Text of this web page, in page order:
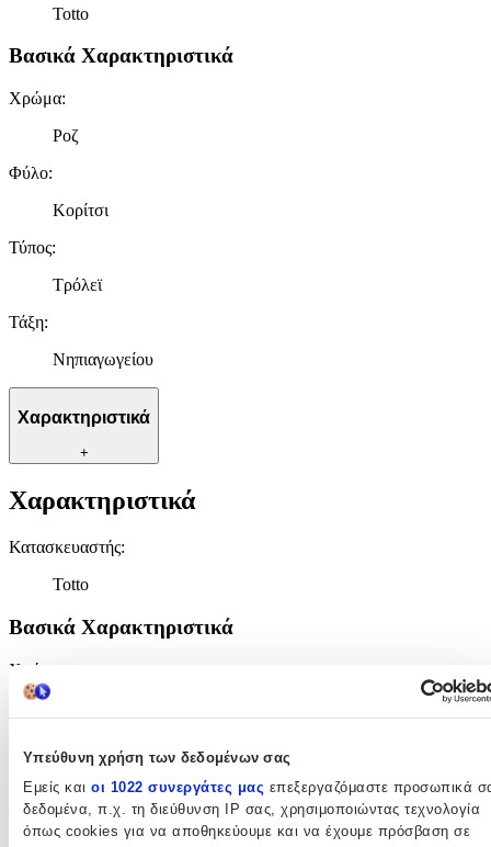
Υπεύθυνη χρήση των δεδομένων σας
Εμείς και οι 1022 συνεργάτες μας επεξεργαζόμαστε προσωπικά
δεδομένα, π.χ. τη διεύθυνση IP σας, χρησιμοποιώντας τεχνολογία
όπως cookies για να αποθηκεύουμε και να έχουμε πρόσβαση σε
Totto
Βασικά Χαρακτηριστικά
Χρώμα:
Ροζ
Φύλο:
Κορίτσι
Τύπος:
Τρόλεϊ
Τάξη:
Νηπιαγωγείου
Χαρακτηριστικά
+
Χαρακτηριστικά
Κατασκευαστής:
Totto
Βασικά Χαρακτηριστικά
Χρώμα
Κορίτσι
Τύπος: